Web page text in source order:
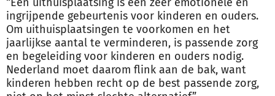
ingrijpende gebeurtenis voor kinderen en ouders.
Om uithuisplaatsingen te voorkomen en het
jaarlijkse aantal te verminderen, is passende zorg
en begeleiding voor kinderen en ouders nodig.
Nederland moet daarom flink aan de bak, want
kinderen hebben recht op de best passende zorg,